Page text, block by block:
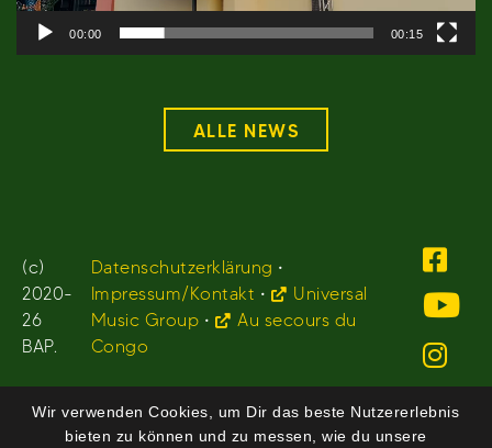
00:00 00:15
ALLE NEWS
(c)
2020-
26
BAP.
Datenschutzerklärung •
Impressum/Kontakt •
Universal
Music Group •
Au secours du
Congo
Wir verwenden Cookies, um Dir das beste Nutzererlebnis
bieten zu können und zu messen, wie du unsere